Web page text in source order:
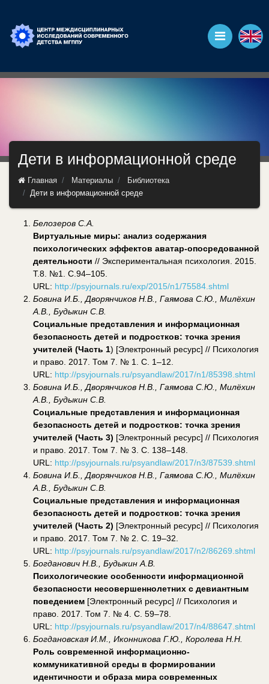
Дети в информационной среде
Главная Материалы
Библиотека
Дети в информационной среде
Белозеров С.А.
Виртуальные миры: анализ содержания
психологических эффектов аватар-опосредованной
деятельности // Экспериментальная психология. 2015.
Т.8. №1. С.94–105.
URL: http://psyjournals.ru/exp/2015/n1/75584.shtml
Бовина И.Б., Дворянчиков Н.В., Гаямова С.Ю., Милёхин
А.В., Будыкин С.В.
Социальные представления и информационная
безопасность детей и подростков: точка зрения
учителей (Часть 1) [Электронный ресурс] // Психология
и право. 2017. Том 7. № 1. С. 1–12.
URL: http://psyjournals.ru/psyandlaw/2017/n1/85398.shtml
Бовина И.Б., Дворянчиков Н.В., Гаямова С.Ю., Милёхин
А.В., Будыкин С.В.
Социальные представления и информационная
безопасность детей и подростков: точка зрения
учителей (Часть 3) [Электронный ресурс] // Психология
и право. 2017. Том 7. № 3. С. 138–148.
URL: http://psyjournals.ru/psyandlaw/2017/n3/87539.shtml
Бовина И.Б., Дворянчиков Н.В., Гаямова С.Ю., Милёхин
А.В., Будыкин С.В.
Социальные представления и информационная
безопасность детей и подростков: точка зрения
учителей (Часть 2) [Электронный ресурс] // Психология
и право. 2017. Том 7. № 2. С. 19–32.
URL: http://psyjournals.ru/psyandlaw/2017/n2/86269.shtml
Богданович Н.В., Будыкин А.В.
Психологические особенности информационной
безопасности несовершеннолетних с девиантным
поведением [Электронный ресурс] // Психология и
право. 2017. Том 7. № 4. С. 59–78.
URL: http://psyjournals.ru/psyandlaw/2017/n4/88647.shtml
Богдановская И.М., Иконникова Г.Ю., Королева Н.Н.
Роль современной информационно-
коммуникативной среды в формировании
идентичности и образа мира современных